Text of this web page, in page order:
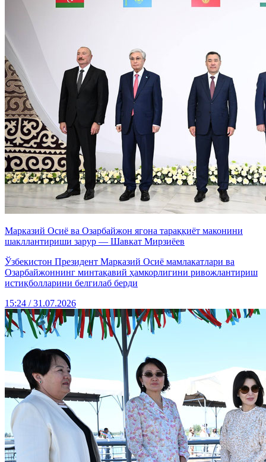
Марказий Осиё ва Озарбайжон ягона тараққиёт маконини
шакллантириши зарур — Шавкат Мирзиёев
Ўзбекистон Президент Марказий Осиё мамлакатлари ва
Озарбайжоннинг минтақавий ҳамкорлигини ривожлантириш
истиқболларини белгилаб берди
15:24 / 31.07.2026